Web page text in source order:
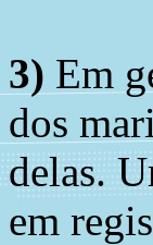
3) Em
dos
delas.
em